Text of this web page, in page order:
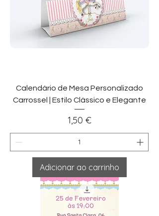
Calendário de Mesa Personalizado
Carrossel | Estilo Clássico e Elegante
Preço
1,50 €
Adicionar ao carrinho